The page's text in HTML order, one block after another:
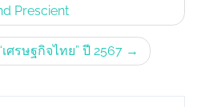
Prescient
ศรษฐกิจไทย” ปี 2567